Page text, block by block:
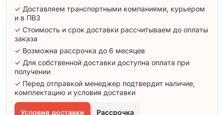
✓ Доставляем транспортными компаниями, курьером
и в ПВЗ
✓ Стоимость и срок доставки рассчитываем до оплаты
заказа
✓ Возможна рассрочка до 6 месяцев
✓ Для собственной доставки доступна оплата при
получении
✓ Перед отправкой менеджер подтвердит наличие,
комплектацию и условия доставки
Условия доставки Рассрочка